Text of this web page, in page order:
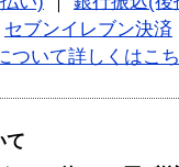
セブンイレブン決済
ついて詳しくはこ
て